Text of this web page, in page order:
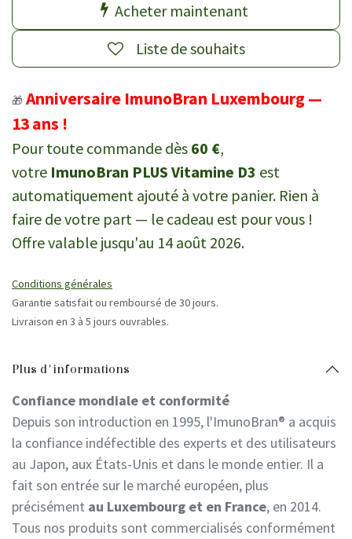
Acheter maintenant
Liste de souhaits
🎁 Anniversaire ImunoBran Luxembourg —
13 ans !
Pour toute commande dès 60 €,
votre ImunoBran PLUS Vitamine D3 est
automatiquement ajouté à votre panier. Rien à
faire de votre part — le cadeau est pour vous !
Offre valable jusqu'au 14 août 2026.
Conditions générales
Garantie satisfait ou remboursé de 30 jours.
Livraison en 3 à 5 jours ouvrables.
Plus d'informations
Confiance mondiale et conformité
Depuis son introduction en 1995, l'ImunoBran® a acquis
la confiance indéfectible des experts et des utilisateurs
au Japon, aux États-Unis et dans le monde entier. Il a
fait son entrée sur le marché européen, plus
précisément au Luxembourg et en France, en 2014.
Tous nos produits sont commercialisés conformément